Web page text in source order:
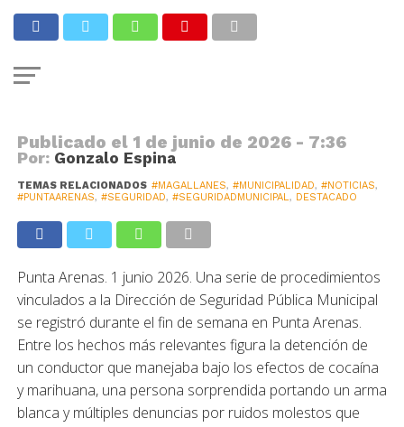
Detenciones por drogas, armas y
multas por ruidos molestos
marcan balance de seguridad
Publicado el 1 de junio de 2026 - 7:36
Por: Gonzalo Espina
TEMAS RELACIONADOS #MAGALLANES, #MUNICIPALIDAD, #NOTICIAS,
#PUNTAARENAS, #SEGURIDAD, #SEGURIDADMUNICIPAL, DESTACADO
Punta Arenas. 1 junio 2026. Una serie de procedimientos
vinculados a la Dirección de Seguridad Pública Municipal
se registró durante el fin de semana en Punta Arenas.
Entre los hechos más relevantes figura la detención de
un conductor que manejaba bajo los efectos de cocaína
y marihuana, una persona sorprendida portando un arma
blanca y múltiples denuncias por ruidos molestos que